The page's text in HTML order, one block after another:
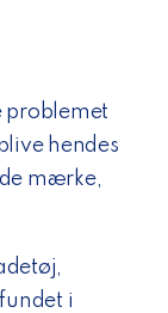
problemet
hendes
mærke,
i